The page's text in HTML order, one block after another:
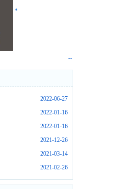
*
--
2022-06-27
2022-01-16
2022-01-16
2021-12-26
2021-03-14
2021-02-26